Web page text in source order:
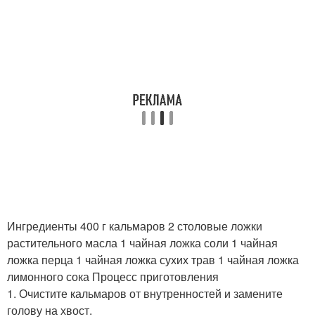
Рецепты с кальмарами Кальмары в соусе
Ингредиенты 400 г кальмаров 2 столовые ложки
растительного масла 1 чайная ложка соли 1 чайная
ложка перца 1 чайная ложка сухих трав 1 чайная ложка
лимонного сока Процесс приготовления
1. Очистите кальмаров от внутренностей и замените
голову на хвост.